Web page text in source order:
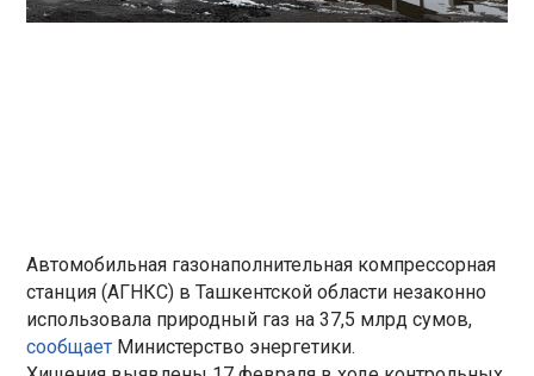
Автомобильная газонаполнительная компрессорная
станция (АГНКС) в Ташкентской области незаконно
использовала природный газ на 37,5 млрд сумов,
сообщает Министерство энергетики.